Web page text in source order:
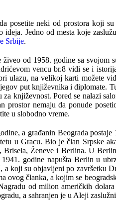
posetite neki od prostora koji
ideja. Jedno od mesta koje
Srbije.
od 1958. godine sa
vencu br.8 vidi se i
ulazu, na velikoj karti možete
put književnika i diplomate.
za književnost. Pored se nalazi
prostor nemaju da ponude
u slobodno vreme.
a građanin Beograda
u Gracu. Bio je član Srpske
Brisela, Ženeve i Berlina. U
godine napušta Berlin u
koji su objavljeni po završetku
ovog članka, a kojim se
od milion američkih
a sahranjen je u Aleji